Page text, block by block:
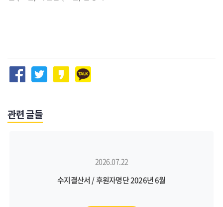
관련 글들
2026.07.22
수지결산서 / 후원자명단 2026년 6월